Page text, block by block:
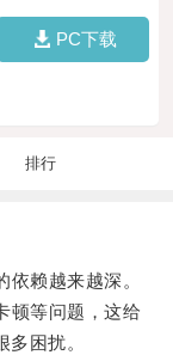
PC下载
排行
赖越来越深。
等问题，这给
困扰。